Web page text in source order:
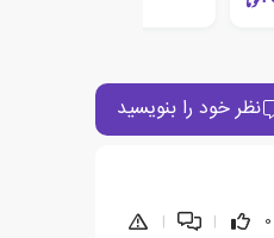
نظر خود را بنویسید
0
|
|